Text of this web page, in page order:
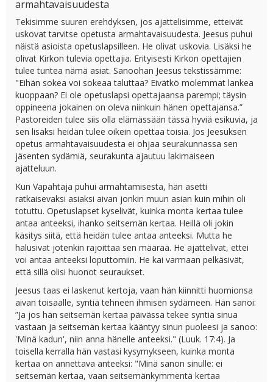
armahtavaisuudesta
Tekisimme suuren erehdyksen, jos ajattelisimme, etteivät
uskovat tarvitse opetusta armahtavaisuudesta. Jeesus puhui
näistä asioista opetuslapsilleen. He olivat uskovia. Lisäksi he
olivat Kirkon tulevia opettajia. Erityisesti Kirkon opettajien
tulee tuntea nämä asiat. Sanoohan Jeesus tekstissämme:
"Eihän sokea voi sokeaa taluttaa? Eivätkö molemmat lankea
kuoppaan? Ei ole opetuslapsi opettajaansa parempi; täysin
oppineena jokainen on oleva niinkuin hänen opettajansa.”
Pastoreiden tulee siis olla elämässään tässä hyviä esikuvia, ja
sen lisäksi heidän tulee oikein opettaa toisia. Jos Jeesuksen
opetus armahtavaisuudesta ei ohjaa seurakunnassa sen
jäsenten sydämiä, seurakunta ajautuu lakimaiseen
ajatteluun.
Kun Vapahtaja puhui armahtamisesta, hän asetti
ratkaisevaksi asiaksi aivan jonkin muun asian kuin mihin oli
totuttu. Opetuslapset kyselivät, kuinka monta kertaa tulee
antaa anteeksi, ihanko seitsemän kertaa. Heillä oli jokin
käsitys siitä, että heidän tulee antaa anteeksi. Mutta he
halusivat jotenkin rajoittaa sen määrää. He ajattelivat, ettei
voi antaa anteeksi loputtomiin. He kai varmaan pelkäsivät,
että sillä olisi huonot seuraukset.
Jeesus taas ei laskenut kertoja, vaan hän kiinnitti huomionsa
aivan toisaalle, syntiä tehneen ihmisen sydämeen. Hän sanoi:
”Ja jos hän seitsemän kertaa päivässä tekee syntiä sinua
vastaan ja seitsemän kertaa kääntyy sinun puoleesi ja sanoo:
'Minä kadun', niin anna hänelle anteeksi." (Luuk. 17:4). Ja
toisella kerralla hän vastasi kysymykseen, kuinka monta
kertaa on annettava anteeksi: "Minä sanon sinulle: ei
seitsemän kertaa, vaan seitsemänkymmentä kertaa